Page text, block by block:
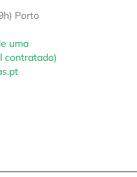
Porto
uma
contratado)